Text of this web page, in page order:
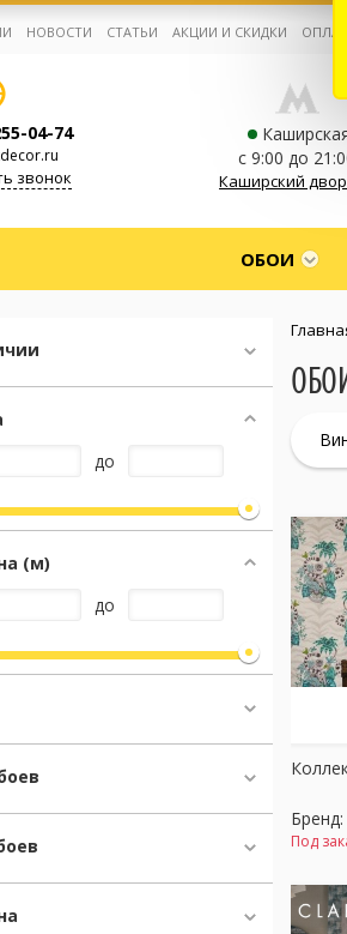
0
0 товаров
кабинет
(сменить город)
обратный звонок
НОВОСТИ СТАТЬИ АКЦИИ И СКИДКИ
04-74
звонок
с 9:00 до
Каширский
ОБОИ
до
(м)
до
Бренд:
Под